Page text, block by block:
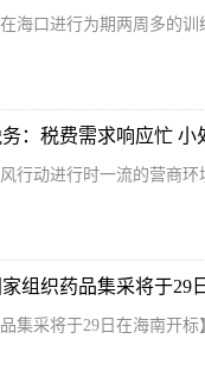
海口进行为期两周多的训
：税费需求响应忙 小
行动进行时一流的营商环
组织药品集采将于29
集采将于29日在海南开标